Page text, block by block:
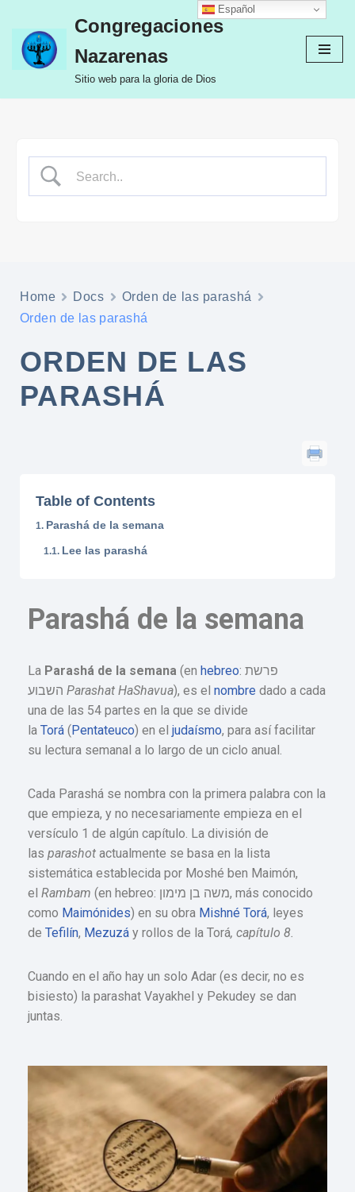
Congregaciones
Nazarenas
Sitio web para la gloria de Dios
Home Docs
Orden de las parashá
Orden de las parashá
ORDEN DE LAS
PARASHÁ
Table of Contents
Parashá de la semana
Lee las parashá
Parashá de la semana
La Parashá de la semana (en hebreo: פרשת
Parashat HaShavua), es el nombre dado a cada
una de las 54 partes en la que se divide
la Torá (Pentateuco) en el judaísmo, para así facilitar
su lectura semanal a lo largo de un ciclo anual.
Cada Parashá se nombra con la primera palabra con la
que empieza, y no necesariamente empieza en el
versículo 1 de algún capítulo. La división de
las parashot actualmente se basa en la lista
sistemática establecida por Moshé ben Maimón,
el Rambam (en hebreo: משה בן מימון, más conocido
como Maimónides) en su obra Mishné Torá, leyes
de Tefilín, Mezuzá y rollos de la Torá, capítulo 8.
Cuando en el año hay un solo Adar (es decir, no es
bisiesto) la parashat Vayakhel y Pekudey se dan
juntas.
Español